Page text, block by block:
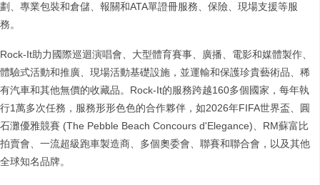
劃、專業包裝和倉儲、報關和ATA單證冊服務、保險、現場支援等服
務。
Rock-It助力國際巡迴演唱會、大型體育賽事、廣播、電影和媒體製作、
體驗式活動和推廣、現場活動基礎設施，並運輸和保護珍貴藝術品、稀
有汽車和其他無價的收藏品。Rock-It的服務跨越160多個國家，每年執
行1萬多次任務，服務形形色色的合作夥伴，如2026年FIFA世界盃、圓
石灘優雅競賽 (The Pebble Beach Concours d'Elegance)、RM蘇富比
拍賣會、一流超級跑車製造商、多個奧委會、聯賽和聯合會，以及其他
全球知名品牌。